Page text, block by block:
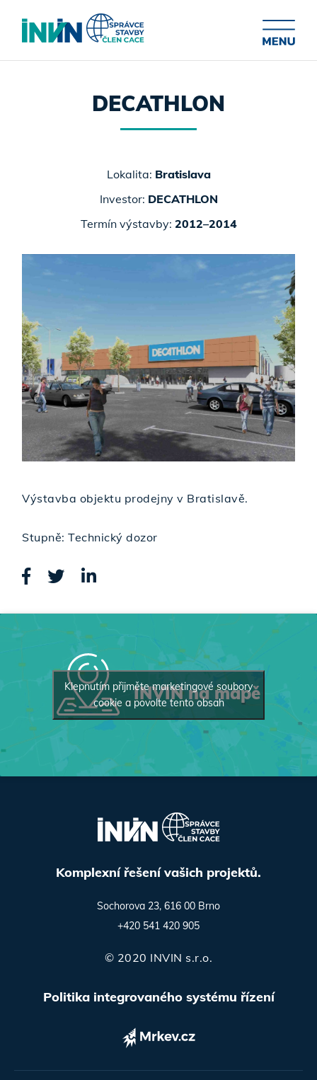
DECATHLON
Lokalita: Bratislava
Investor: DECATHLON
Termín výstavby: 2012–2014
Výstavba objektu prodejny v Bratislavě.
Stupně: Technický dozor
INVIN na mapě
Klepnutím přijměte marketingové soubory
cookie a povolte tento obsah
Komplexní řešení vašich projektů.
Sochorova 23, 616 00 Brno
+420 541 420 905
© 2020 INVIN s.r.o.
Politika integrovaného systému řízení